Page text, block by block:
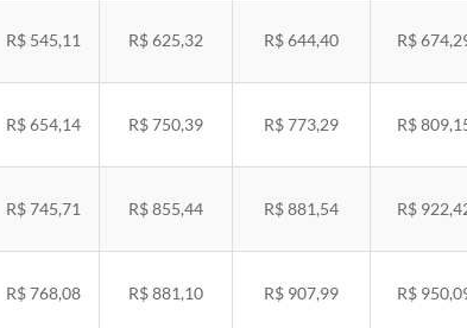
R$ 545,11 R$ 625,32 R$ 644,40 R$
R$ 654,14 R$ 750,39 R$ 773,29 R$
R$ 745,71 R$ 855,44 R$ 881,54 R$
R$ 768,08 R$ 881,10 R$ 907,99 R$